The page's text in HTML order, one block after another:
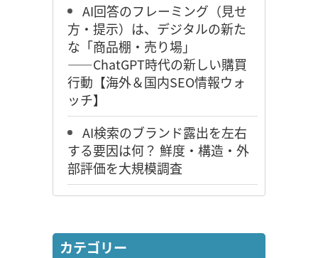
AI回答のフレーミング（見せ
方・提示）は、デジタルの新た
な「商品棚・売り場」
――ChatGPT時代の新しい購買
行動【海外＆国内SEO情報ウォ
ッチ】
AI検索のブランド露出を左右
する要因は何？ 鮮度・構造・外
部評価を大規模調査
カテゴリー